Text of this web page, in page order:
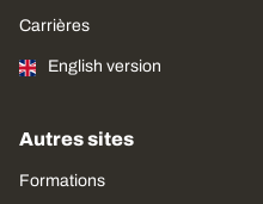
Carrières
English version
Autres sites
Formations